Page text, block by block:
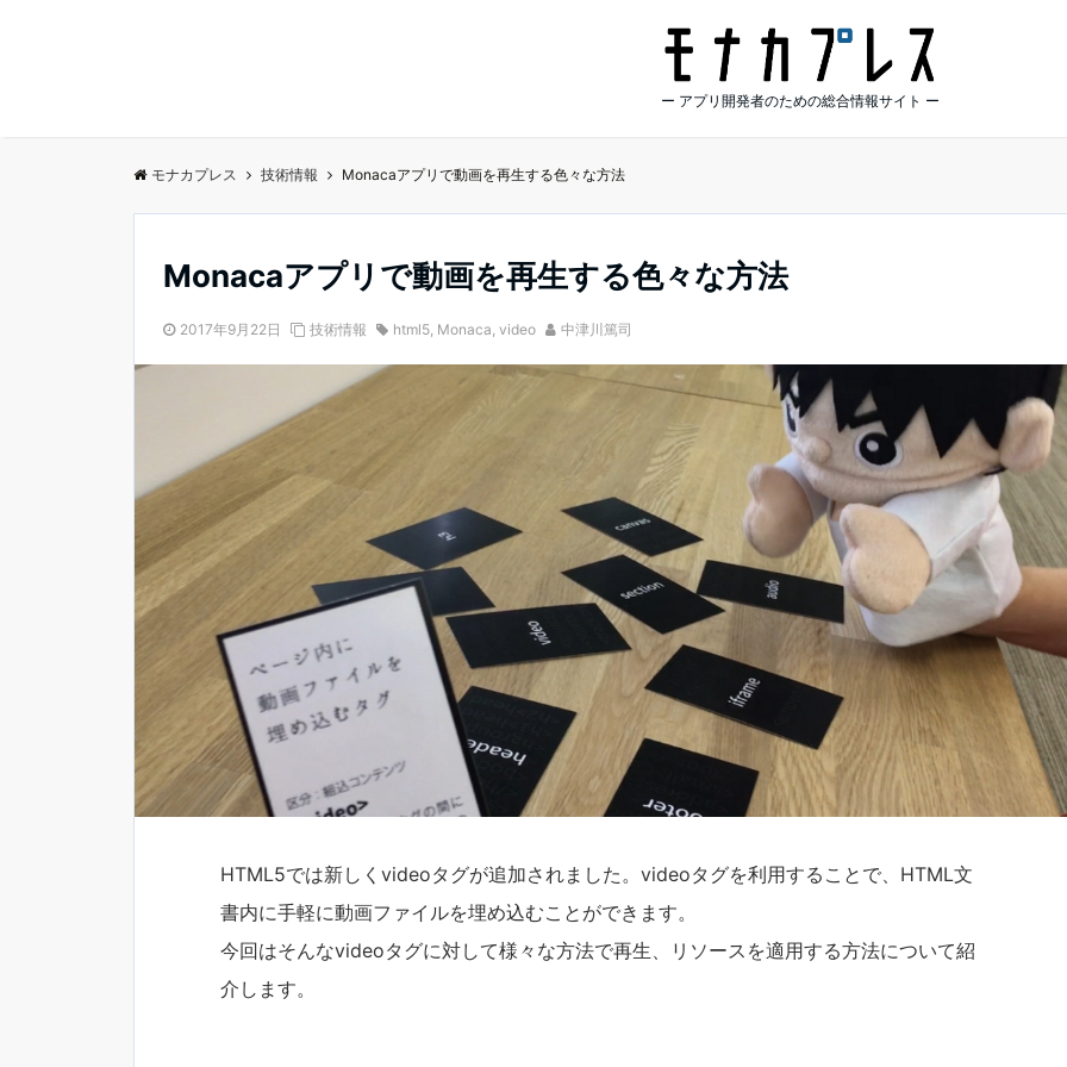
ー アプリ開発者のための総合情報サイト ー
モナカプレス 技術情報 Monacaアプリで動画を再生する色々な方法
Monacaアプリで動画を再生する色々な方法
2017年9月22日 技術情報 html5, Monaca, video 中津川篤司
HTML5では新しくvideoタグが追加されました。videoタグを利用することで、HTML文
書内に手軽に動画ファイルを埋め込むことができます。
今回はそんなvideoタグに対して様々な方法で再生、リソースを適用する方法について紹
介します。